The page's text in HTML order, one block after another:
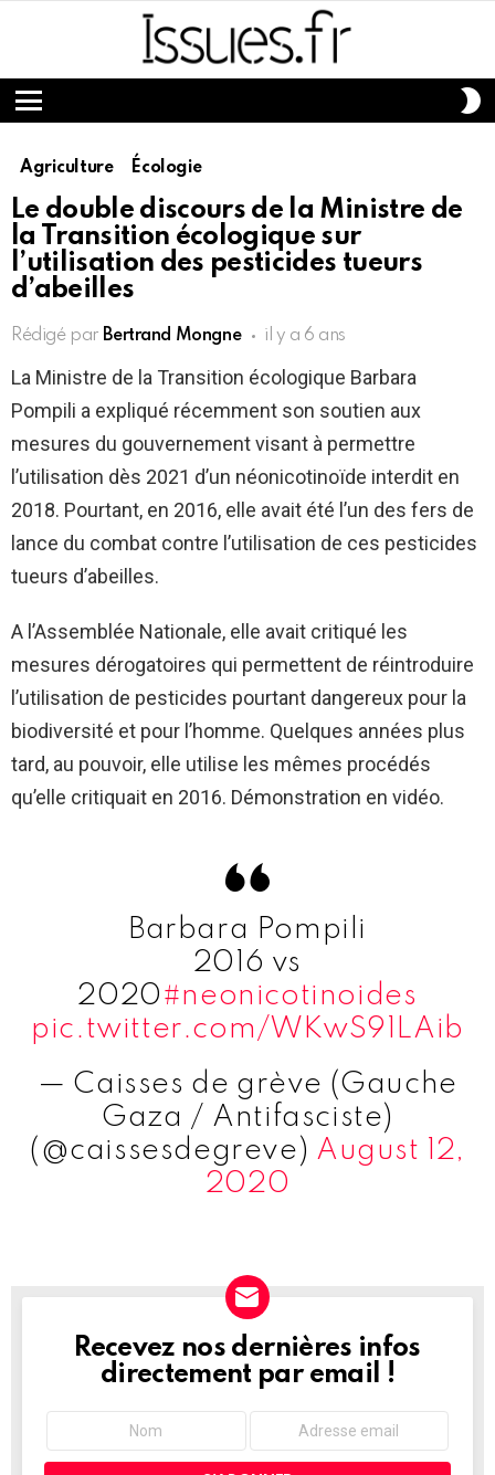
Menu
Agriculture Écologie
Le double discours de la Ministre de
la Transition écologique sur
l’utilisation des pesticides tueurs
d’abeilles
Rédigé par Bertrand Mongne il y a 6 ans
La Ministre de la Transition écologique Barbara
Pompili a expliqué récemment son soutien aux
mesures du gouvernement visant à permettre
l’utilisation dès 2021 d’un néonicotinoïde interdit en
2018. Pourtant, en 2016, elle avait été l’un des fers de
lance du combat contre l’utilisation de ces pesticides
tueurs d’abeilles.
A l’Assemblée Nationale, elle avait critiqué les
mesures dérogatoires qui permettent de réintroduire
l’utilisation de pesticides pourtant dangereux pour la
biodiversité et pour l’homme. Quelques années plus
tard, au pouvoir, elle utilise les mêmes procédés
qu’elle critiquait en 2016. Démonstration en vidéo.
Barbara Pompili
2016 vs
2020#neonicotinoides
pic.twitter.com/WKwS91LAib
— Caisses de grève (Gauche
Gaza / Antifasciste)
(@caissesdegreve) August 12,
2020
NEWSLETTER
Recevez nos dernières infos
directement par email !